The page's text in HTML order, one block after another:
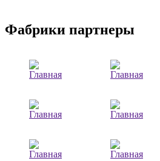
Фабрики партнеры